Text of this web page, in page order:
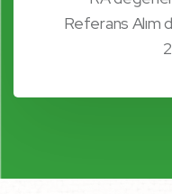
Referans Alım